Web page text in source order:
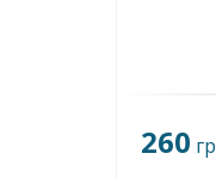
260